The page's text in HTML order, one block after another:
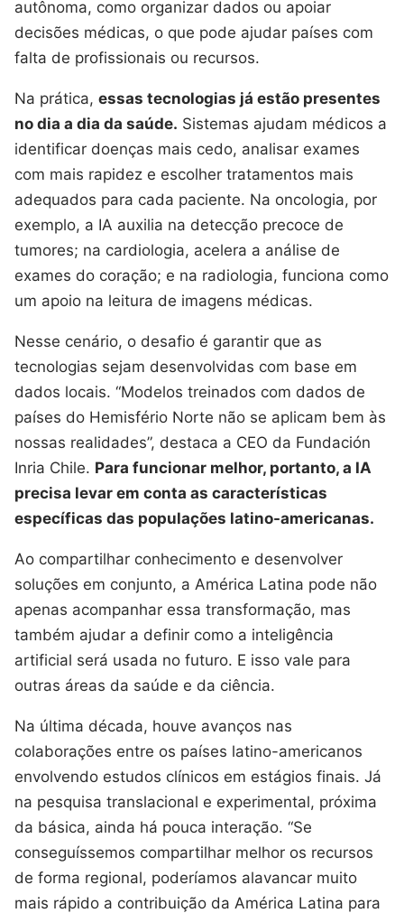
autônoma, como organizar dados ou apoiar
decisões médicas, o que pode ajudar países com
falta de profissionais ou recursos.
Na prática, essas tecnologias já estão presentes
no dia a dia da saúde. Sistemas ajudam médicos a
identificar doenças mais cedo, analisar exames
com mais rapidez e escolher tratamentos mais
adequados para cada paciente. Na oncologia, por
exemplo, a IA auxilia na detecção precoce de
tumores; na cardiologia, acelera a análise de
exames do coração; e na radiologia, funciona como
um apoio na leitura de imagens médicas.
Nesse cenário, o desafio é garantir que as
tecnologias sejam desenvolvidas com base em
dados locais. “Modelos treinados com dados de
países do Hemisfério Norte não se aplicam bem às
nossas realidades”, destaca a CEO da Fundación
Inria Chile. Para funcionar melhor, portanto, a IA
precisa levar em conta as características
específicas das populações latino-americanas.
Ao compartilhar conhecimento e desenvolver
soluções em conjunto, a América Latina pode não
apenas acompanhar essa transformação, mas
também ajudar a definir como a inteligência
artificial será usada no futuro. E isso vale para
outras áreas da saúde e da ciência.
Na última década, houve avanços nas
colaborações entre os países latino-americanos
envolvendo estudos clínicos em estágios finais. Já
na pesquisa translacional e experimental, próxima
da básica, ainda há pouca interação. “Se
conseguíssemos compartilhar melhor os recursos
de forma regional, poderíamos alavancar muito
mais rápido a contribuição da América Latina para